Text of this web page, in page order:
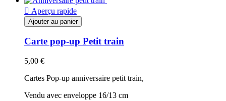
 Aperçu rapide
Ajouter au panier
Carte pop-up Petit train
5,00 €
Cartes Pop-up anniversaire petit train,
Vendu avec enveloppe 16/13 cm